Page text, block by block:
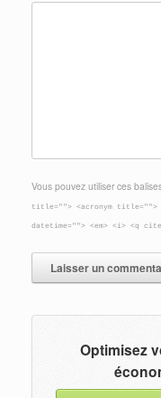
Vous pouvez utiliser ces
title=""> <acronym title="">
datetime=""> <em> <i> <q
Optimisez